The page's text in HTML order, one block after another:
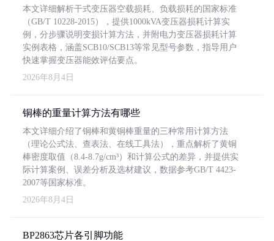
本文详细解析干式变压器空载损耗、负载损耗的国家标准
（GB/T 10228-2015），提供1000kVA变压器损耗计算实
例，分步骤说明变损计算方法，并附电力变压器损耗计算
实例表格，涵盖SCB10/SCB13等常见型号参数，指导用户
快速掌握变压器能效评估要点。
2026年8月4日
铜棒的重量计算方法有哪些
本文详细介绍了铜棒和黄铜棒重量的三种常用计算方法
（理论公式法、查表法、在线工具法），重点解析了黄铜
棒密度取值（8.4-8.7g/cm³）和计算公式的差异，并提供实
际计算案例、误差分析及选材建议，数据参考GB/T 4423-
2007等国家标准。
2026年8月4日
BP2863芯片各引脚功能